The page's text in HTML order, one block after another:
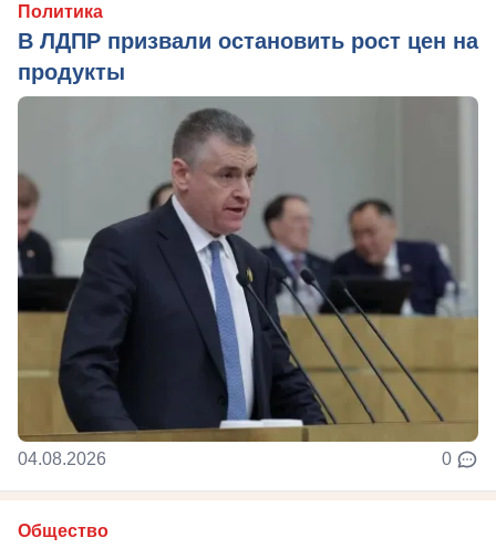
Политика
В ЛДПР призвали остановить рост цен на
продукты
04.08.2026 0
Общество